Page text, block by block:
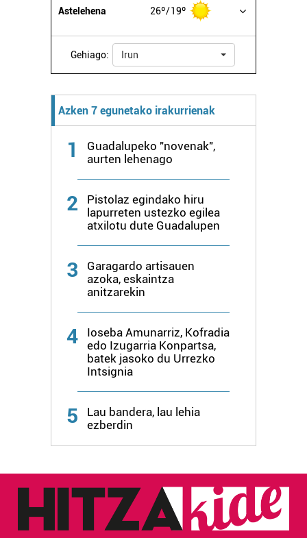
Astelehena 26º 19º
Gehiago: Irun
Azken 7 egunetako irakurrienak
1
Guadalupeko "novenak",
aurten lehenago
2
Pistolaz egindako hiru
lapurreten ustezko egilea
atxilotu dute Guadalupen
3
Garagardo artisauen
azoka, eskaintza
anitzarekin
4
Ioseba Amunarriz, Kofradia
edo Izugarria Konpartsa,
batek jasoko du Urrezko
Intsignia
5
Lau bandera, lau lehia
ezberdin